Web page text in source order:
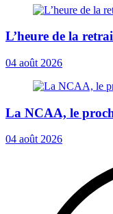
L’heure de la
04 août 2026
La NCAA, le
04 août 2026